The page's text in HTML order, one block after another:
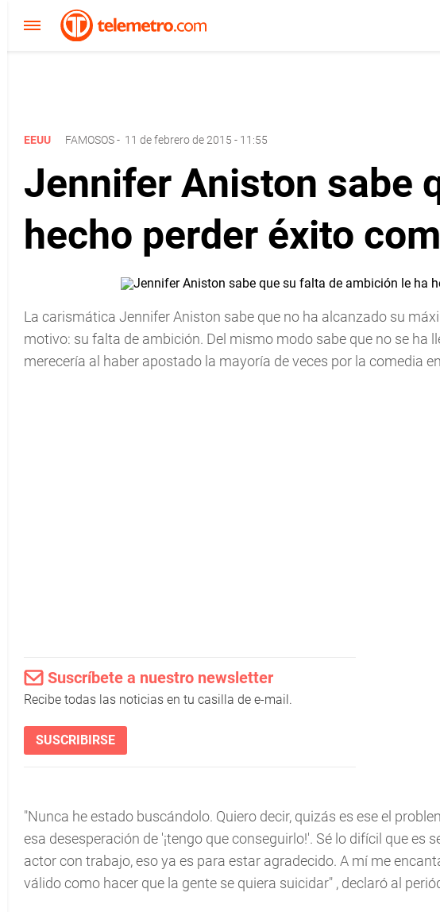
EEUU FAMOSOS- 11 de febrero de 2015 - 11:55
Jennifer Aniston sabe
hecho perder éxito
La carismática Jennifer Aniston sabe que no ha alcanzado su
motivo: su falta de ambición. Del mismo modo sabe que no se ha
merecería al haber apostado la mayoría de veces por la comedia
Suscríbete a nuestro newsletter
Recibe todas las noticias en tu casilla de e-mail.
SUSCRIBIRSE
"Nunca he estado buscándolo. Quiero decir, quizás es ese el
esa desesperación de '¡tengo que conseguirlo!'. Sé lo difícil que es
actor con trabajo, eso ya es para estar agradecido. A mí me
válido como hacer que la gente se quiera suicidar" , declaró al